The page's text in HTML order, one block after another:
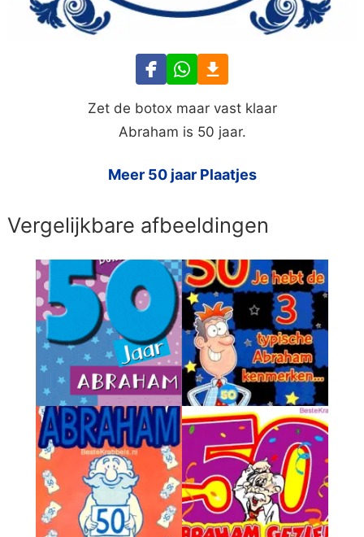
Zet de botox maar vast klaar
Abraham is 50 jaar.
Meer 50 jaar Plaatjes
Vergelijkbare afbeeldingen